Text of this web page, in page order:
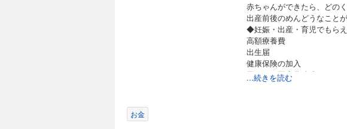
赤ちゃんができたら、どの
出産前後のめんどうなこと
◆妊娠・出産・育児でもら
高額療養費
出生届
健康保険の加入
子どもの医療費助成
出産育児一時金
...続きを読む
お金